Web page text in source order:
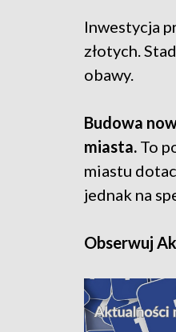
Inwestycja
złotych.
obawy.
Budowa
miasta. To
miastu
jednak na
Obserwuj